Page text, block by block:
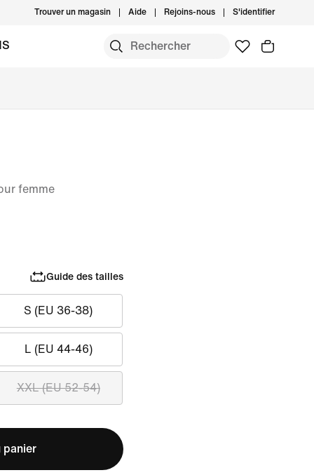
Trouver un magasin Aide Rejoins-nous S'identifier
femme
Guide des tailles
S (EU 36-38)
L (EU 44-46)
XXL (EU 52-54)
panier